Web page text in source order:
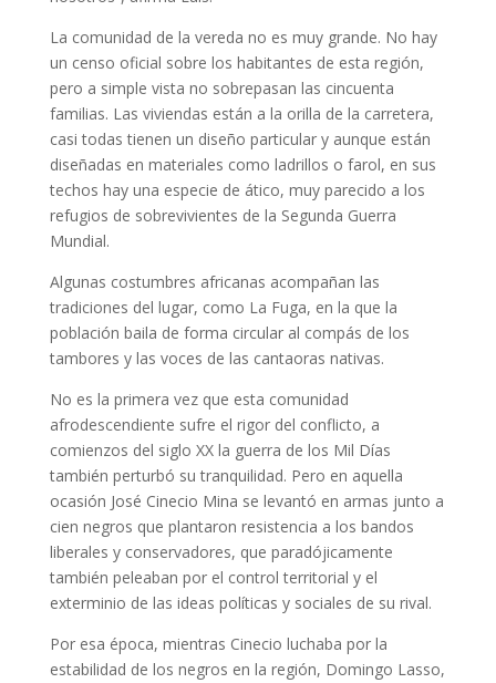
La comunidad de la vereda no es muy grande. No hay
un censo oficial sobre los habitantes de esta región,
pero a simple vista no sobrepasan las cincuenta
familias. Las viviendas están a la orilla de la carretera,
casi todas tienen un diseño particular y aunque están
diseñadas en materiales como ladrillos o farol, en sus
techos hay una especie de ático, muy parecido a los
refugios de sobrevivientes de la Segunda Guerra
Mundial.
Algunas costumbres africanas acompañan las
tradiciones del lugar, como La Fuga, en la que la
población baila de forma circular al compás de los
tambores y las voces de las cantaoras nativas.
No es la primera vez que esta comunidad
afrodescendiente sufre el rigor del conflicto, a
comienzos del siglo XX la guerra de los Mil Días
también perturbó su tranquilidad. Pero en aquella
ocasión José Cinecio Mina se levantó en armas junto a
cien negros que plantaron resistencia a los bandos
liberales y conservadores, que paradójicamente
también peleaban por el control territorial y el
exterminio de las ideas políticas y sociales de su rival.
Por esa época, mientras Cinecio luchaba por la
estabilidad de los negros en la región, Domingo Lasso,